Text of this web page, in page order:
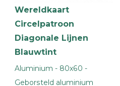
Wereldkaart
Circelpatroon
Diagonale Lijnen
Blauwtint
Aluminium - 80x60 -
Geborsteld aluminium